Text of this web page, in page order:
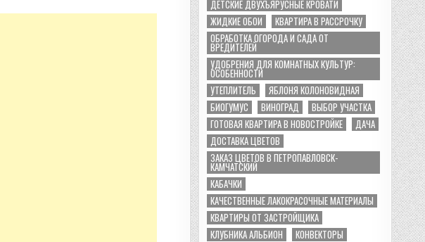
СТОЛКНОВЕНИЯ
ДЕТСКИЕ ДВУХЪЯРУСНЫЕ КРОВАТИ
ЖИДКИЕ ОБОИ
КВАРТИРА В РАССРОЧКУ
ОБРАБОТКА ОГОРОДА И САДА ОТ
ВРЕДИТЕЛЕЙ
УДОБРЕНИЯ ДЛЯ КОМНАТНЫХ КУЛЬТУР:
ОСОБЕННОСТИ
УТЕПЛИТЕЛЬ
ЯБЛОНЯ КОЛОНОВИДНАЯ
БИОГУМУС
ВИНОГРАД
ВЫБОР УЧАСТКА
ГОТОВАЯ КВАРТИРА В НОВОСТРОЙКЕ
ДАЧА
ДОСТАВКА ЦВЕТОВ
ЗАКАЗ ЦВЕТОВ В ПЕТРОПАВЛОВСК-
КАМЧАТСКИЙ
КАБАЧКИ
КАЧЕСТВЕННЫЕ ЛАКОКРАСОЧНЫЕ МАТЕРИАЛЫ
КВАРТИРЫ ОТ ЗАСТРОЙЩИКА
КЛУБНИКА АЛЬБИОН
КОНВЕКТОРЫ